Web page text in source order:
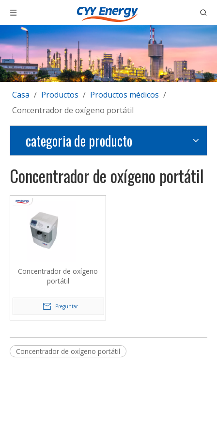
Casa / Productos / Productos médicos /
Concentrador de oxígeno portátil
categoria de producto
Concentrador de oxígeno portátil
Concentrador de oxígeno
portátil
Preguntar
Concentrador de oxígeno portátil